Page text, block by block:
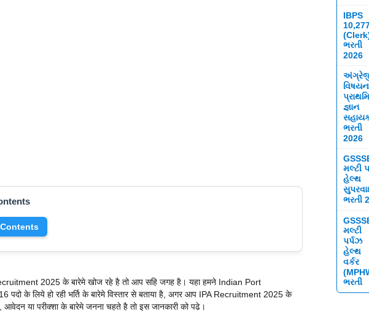
Contents
2025 के बारेमे खोज रहे है तो आप सहि जगह है। यहा हमने Indian Port
पदो के लिये हो रही भर्ति के बारेमे विस्तार से बताया है, अगर आप IPA Recruitment 2025 के
आवेदन या परीक्शा के बारेमे जनना चहते है तो इस जानकारी को पढे।
IBPS
ભરતી
2026
જ્ઞાન
ભરતી
2026
મલ્ટી
હેલ્થ
ભરતી
મલ્ટી
પર્પઝ
હેલ્થ
વર્કર
ભરતી